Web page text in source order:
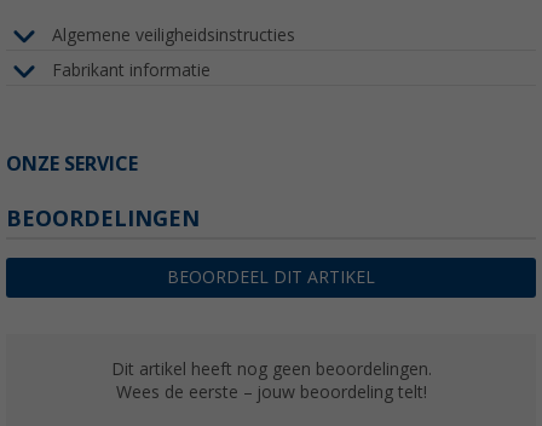
Algemene veiligheidsinstructies
Fabrikant informatie
ONZE SERVICE
BEOORDELINGEN
BEOORDEEL DIT ARTIKEL
Dit artikel heeft nog geen beoordelingen.
Wees de eerste – jouw beoordeling telt!